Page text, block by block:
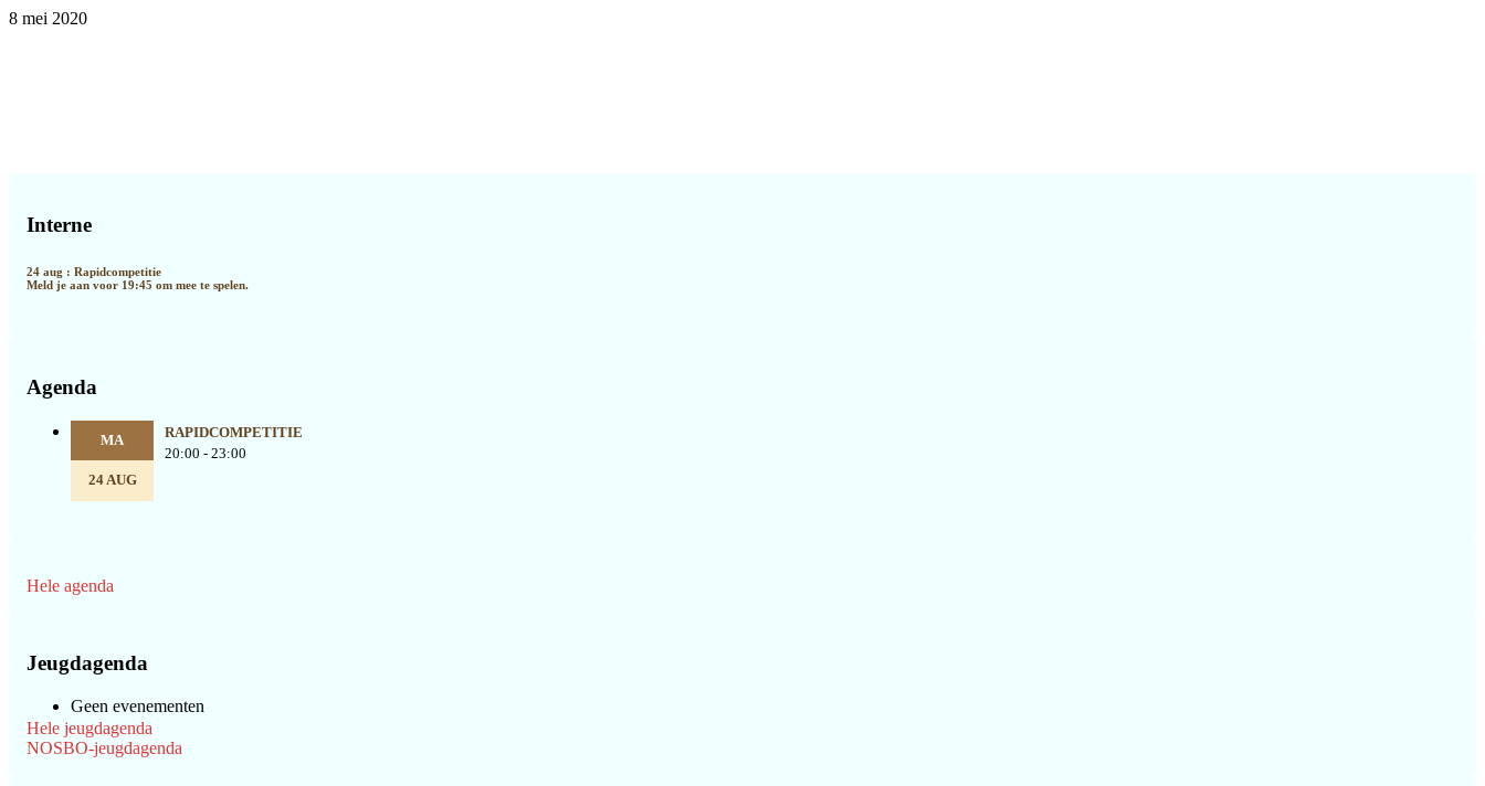
8 mei 2020
Sidebar
Interne
24 aug : Rapidcompetitie
Meld je aan voor 19:45 om mee te spelen.
Agenda
MA
24 AUG
RAPIDCOMPETITIE
20:00 - 23:00
Hele agenda
Jeugdagenda
Geen evenementen
Hele jeugdagenda
NOSBO-jeugdagenda